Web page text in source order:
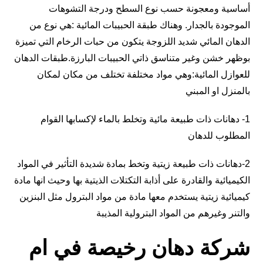
أساسية ومعجونة حسب نوع السطح ودرجة التشوهات
الموجودة بالجدار. وهناك طبقة الحبيبات المائية :هي نوع من
الدهان المائي شديد اللزوجة يتكون من حبات الرخام التي تميزة
بوظهر خشن وغير متناسق ذاتي الحبيبات البارزة.طبقات الدهان
للعوازل المائية:وهي مواد مختلفة تختلف من مكان لمكان
بالمنزل او المبني
1- دهانات ذات طبيعة مائية وتخلط بالماء لإكسابها القوام
المطلوب للدهان
2-دهانات ذات طبيعة زيتية وتخط بمادة شديدة التأثير في المواد
الكيميائية والقادرة على أذابة التكتلات الذيتية بها وحيث انها مادة
كيميائية زيتية يستخدم معها مادة من مواد البترول مثل البنزين
والتنر وغيرهم من المواد البترولية المذيبة
شركة دهان رخيصة في ام